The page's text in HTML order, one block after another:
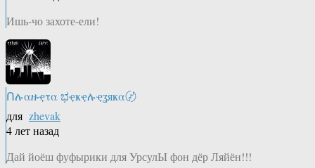
Ишь-чо захоте-ели!
Ոሉαዙҿτα ಭҿҝҿሉҿʓяҝα〄
для zhevak
4 лет назад
Дай йоёш фуфырики для УрсулЫ фон дёр Ляйён!!!